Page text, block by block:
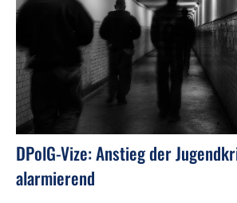
DPolG-Vize: Anstieg der
alarmierend